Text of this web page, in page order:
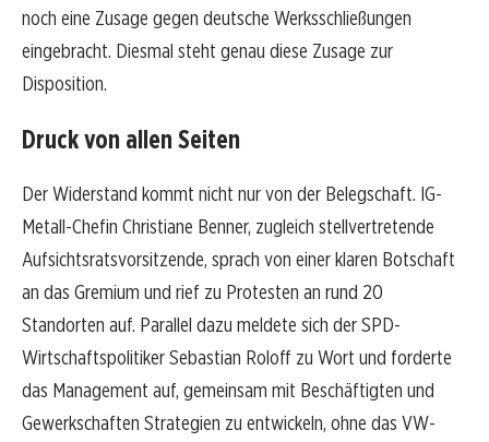
noch eine Zusage gegen deutsche Werksschließungen
eingebracht. Diesmal steht genau diese Zusage zur
Disposition.
Druck von allen Seiten
Der Widerstand kommt nicht nur von der Belegschaft. IG-
Metall-Chefin Christiane Benner, zugleich stellvertretende
Aufsichtsratsvorsitzende, sprach von einer klaren Botschaft
an das Gremium und rief zu Protesten an rund 20
Standorten auf. Parallel dazu meldete sich der SPD-
Wirtschaftspolitiker Sebastian Roloff zu Wort und forderte
das Management auf, gemeinsam mit Beschäftigten und
Gewerkschaften Strategien zu entwickeln, ohne das VW-